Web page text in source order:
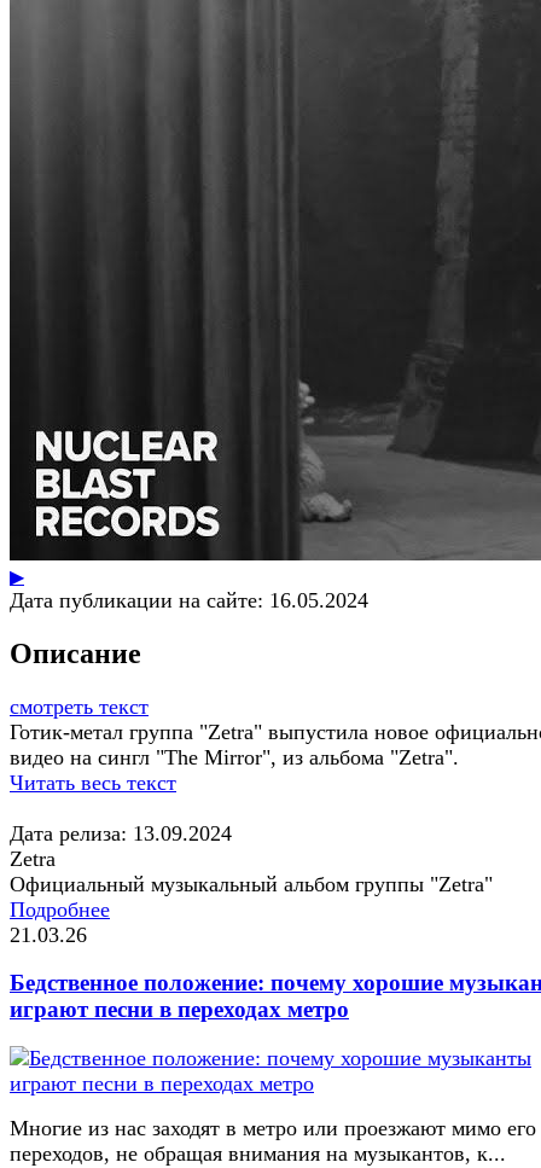
▶
Дата публикации на сайте: 16.05.2024
Описание
смотреть текст
Готик-метал группа "Zetra" выпустила новое
видео на сингл "The Mirror", из альбома "Zetra".
Читать весь текст
Дата релиза: 13.09.2024
Zetra
Официальный музыкальный альбом группы "Zetra"
Подробнее
21.03.26
Бедственное положение: почему хорошие
играют песни в переходах метро
Многие из нас заходят в метро или проезжают мимо его
переходов, не обращая внимания на музыкантов, к...